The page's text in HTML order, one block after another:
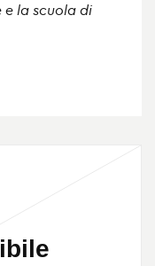
e la scuola di